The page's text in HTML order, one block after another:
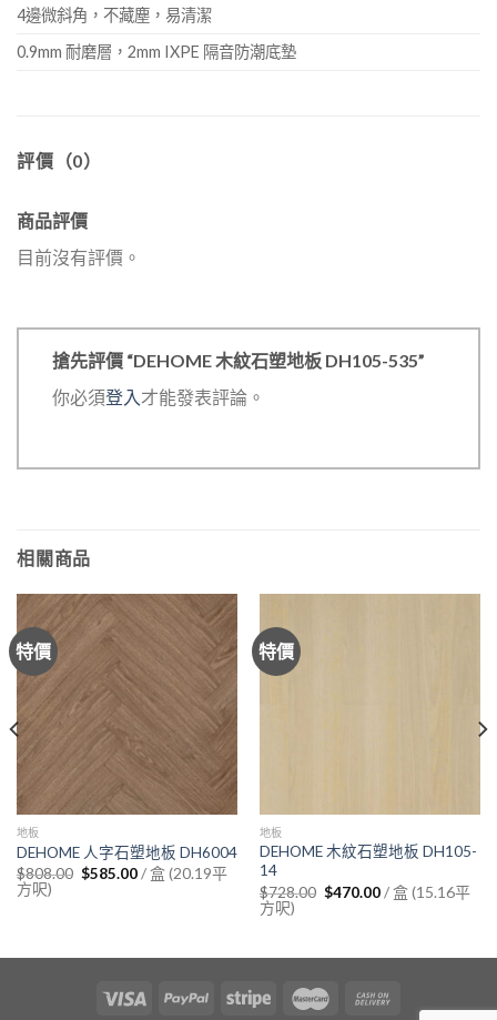
4邊微斜角，不藏塵，易清潔
0.9mm 耐磨層，2mm IXPE 隔音防潮底墊
評價（0）
商品評價
目前沒有評價。
搶先評價 “DEHOME 木紋石塑地板 DH105-535”
你必須登入 才能發表評論。
相關商品
特價
地板
DEHOME 人字石塑地板 DH6004
$808.00 Original
price
$585.00Current
price
/ 盒 (20.19平
方呎)
特價
地板
DEHOME 木紋石塑地板 DH105-
14
$728.00 Original
price
$470.00Current
price
/ 盒 (15.16平
方呎)